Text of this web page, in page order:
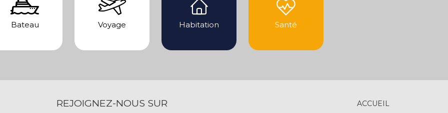
Bateau Voyage Habitation Santé
REJOIGNEZ-NOUS SUR
ACCUEIL